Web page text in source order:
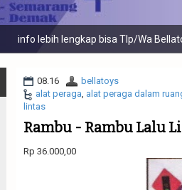
Banyak macam jenis
08.16
bellatoys
alat peraga, alat peraga dalam
lintas
Rambu - Rambu Lalu
Rp 36.000,00